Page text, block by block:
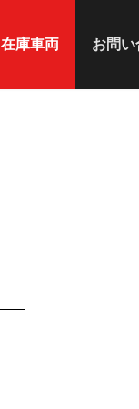
在庫車両 お問